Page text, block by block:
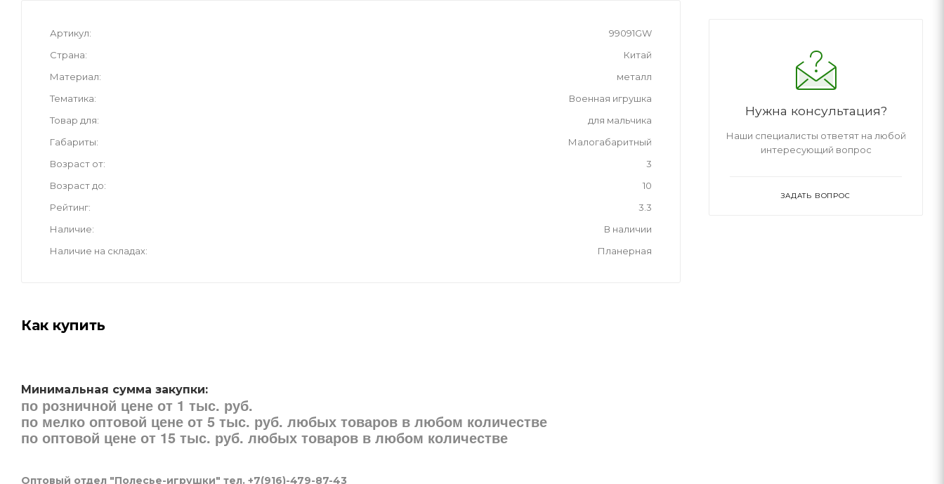
Артикул
99091GW
Страна
Китай
Материал
металл
Тематика
Военная игрушка
Товар для
для мальчика
Габариты
Малогабаритный
Возраст от
3
Возраст до
10
Рейтинг
3.3
Наличие
В наличии
Наличие на складах
Планерная
Как купить
Минимальная сумма закупки:
по розничной цене от 1 тыс. руб.
по мелко оптовой цене от 5 тыс. руб. любых товаров в любом количестве
по оптовой цене от 15 тыс. руб. любых товаров в любом количестве
Оптовый отдел "Полесье-игрушки" тел. +7(916)-479-87-43
Нужна консультация?
Наши специалисты ответят на любой
интересующий вопрос
ЗАДАТЬ ВОПРОС